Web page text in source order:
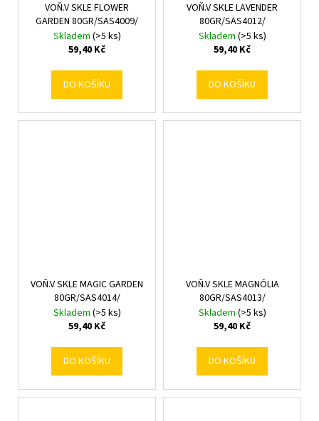
VOŇ.V SKLE FLOWER
GARDEN 80GR/SAS4009/
Skladem (>5 ks)
59,40 Kč
DO KOŠÍKU
VOŇ.V SKLE LAVENDER
80GR/SAS4012/
Skladem (>5 ks)
59,40 Kč
DO KOŠÍKU
VOŇ.V SKLE MAGIC GARDEN
80GR/SAS4014/
Skladem (>5 ks)
59,40 Kč
DO KOŠÍKU
VOŇ.V SKLE MAGNÓLIA
80GR/SAS4013/
Skladem (>5 ks)
59,40 Kč
DO KOŠÍKU